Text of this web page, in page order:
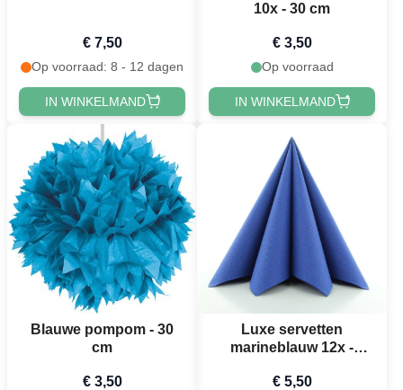
€ 7,50
Op voorraad: 8 - 12 dagen
IN WINKELMAND
10x - 30 cm
€ 3,50
Op voorraad
IN WINKELMAND
Blauwe pompom - 30
cm
€ 3,50
Luxe servetten
marineblauw 12x -
€ 5,50